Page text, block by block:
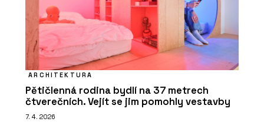
ARCHITEKTURA
Pětičlenná rodina bydlí na 37 metrech
čtverečních. Vejít se jim pomohly vestavby
7. 4. 2026